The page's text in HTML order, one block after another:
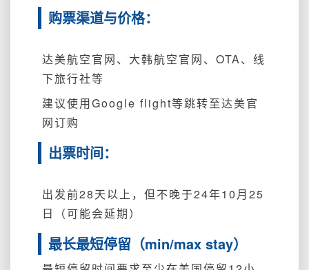
购票渠道与价格：
达美航空官网、大韩航空官网、OTA、线
下旅行社等
建议使用Google flight等跳转至达美官
网订购
出票时间：
出发前28天以上，但不晚于24年10月25
日（可能会延期）
最长最短停留（min/max stay）